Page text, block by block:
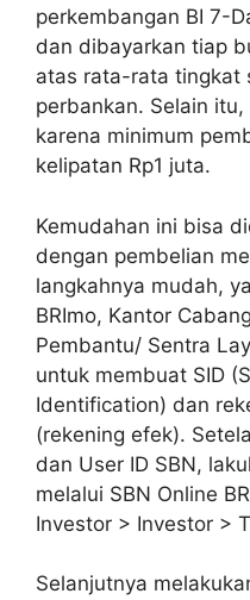
perkembangan BI 7-
dan dibayarkan tiap
atas rata-rata tingkat
perbankan. Selain
karena minimum
kelipatan Rp1 juta.
Kemudahan ini bisa
dengan pembelian
langkahnya mudah,
BRImo, Kantor
Pembantu/ Sentra
untuk membuat SID
Identification) dan
(rekening efek).
dan User ID SBN,
melalui SBN Online
Investor > Investor >
Selanjutnya